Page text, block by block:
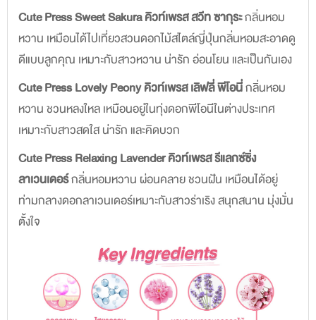
Cute Press Sweet Sakura คิวท์เพรส สวีท ซากุระกลิ่นหอม
หวาน เหมือนได้ไปเที่ยวสวนดอกไม้สไตล์ญี่ปุ่นกลิ่นหอมสะอาดดู
ดีแบบลูกคุณ เหมาะกับสาวหวาน น่ารัก อ่อนโยน และเป็นกันเอง
Cute Press Lovely Peony คิวท์เพรส เลิฟลี่ พีโอนี่กลิ่นหอม
หวาน ชวนหลงใหล เหมือนอยู่ในทุ่งดอกพีโอนีในต่างประเทศ
เหมาะกับสาวสดใส น่ารัก และคิดบวก
Cute Press Relaxing Lavender คิวท์เพรส รีแลกซ์ซิ่ง
ลาเวนเดอร์กลิ่นหอมหวาน ผ่อนคลาย ชวนฝัน เหมือนได้อยู่
ท่ามกลางดอกลาเวนเดอร์เหมาะกับสาวร่าเริง สนุกสนาน มุ่งมั่น
ตั้งใจ